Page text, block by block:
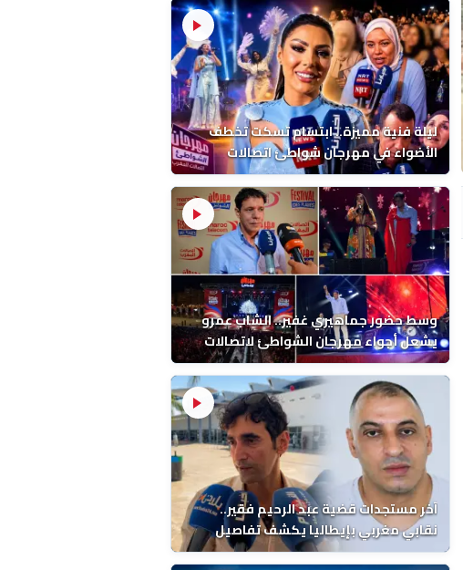
ليلة فنية مميزة.. ابتسام تسكت تخطف
الأضواء في مهرجان شواطئ اتصالات
المغرب بالمضيق
وسط حضور جماهيري غفير.. الشاب عمرو
يشعل أجواء مهرجان الشواطئ لاتصالات
المغرب بطنجة
آخر مستجدات قضية عبد الرحيم فقير..
نقابي مغربي بإيطاليا يكشف تفاصيل
الوفاة ونتائج التشريح